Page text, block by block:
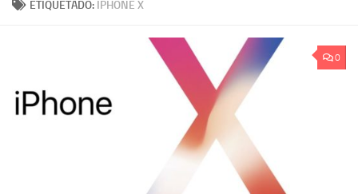
ETIQUETADO: IPHONE X
0